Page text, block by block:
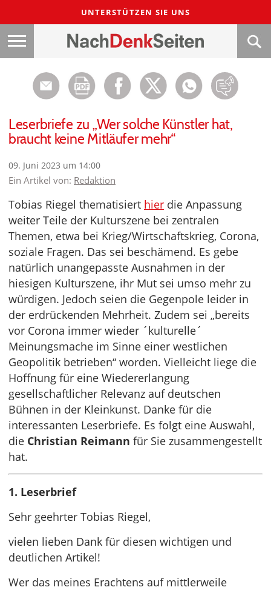
UNTERSTÜTZEN SIE UNS
Leserbriefe zu „Wer solche Künstler hat,
braucht keine Mitläufer mehr“
09. Juni 2023 um 14:00
Ein Artikel von: Redaktion
Tobias Riegel thematisiert hier die Anpassung
weiter Teile der Kulturszene bei zentralen
Themen, etwa bei Krieg/Wirtschaftskrieg, Corona,
soziale Fragen. Das sei beschämend. Es gebe
natürlich unangepasste Ausnahmen in der
hiesigen Kulturszene, ihr Mut sei umso mehr zu
würdigen. Jedoch seien die Gegenpole leider in
der erdrückenden Mehrheit. Zudem sei „bereits
vor Corona immer wieder ´kulturelle´
Meinungsmache im Sinne einer westlichen
Geopolitik betrieben“ worden. Vielleicht liege die
Hoffnung für eine Wiedererlangung
gesellschaftlicher Relevanz auf deutschen
Bühnen in der Kleinkunst. Danke für die
interessanten Leserbriefe. Es folgt eine Auswahl,
die Christian Reimann für Sie zusammengestellt
hat.
1. Leserbrief
Sehr geehrter Tobias Riegel,
vielen lieben Dank für diesen wichtigen und
deutlichen Artikel!
Wer das meines Erachtens auf mittlerweile